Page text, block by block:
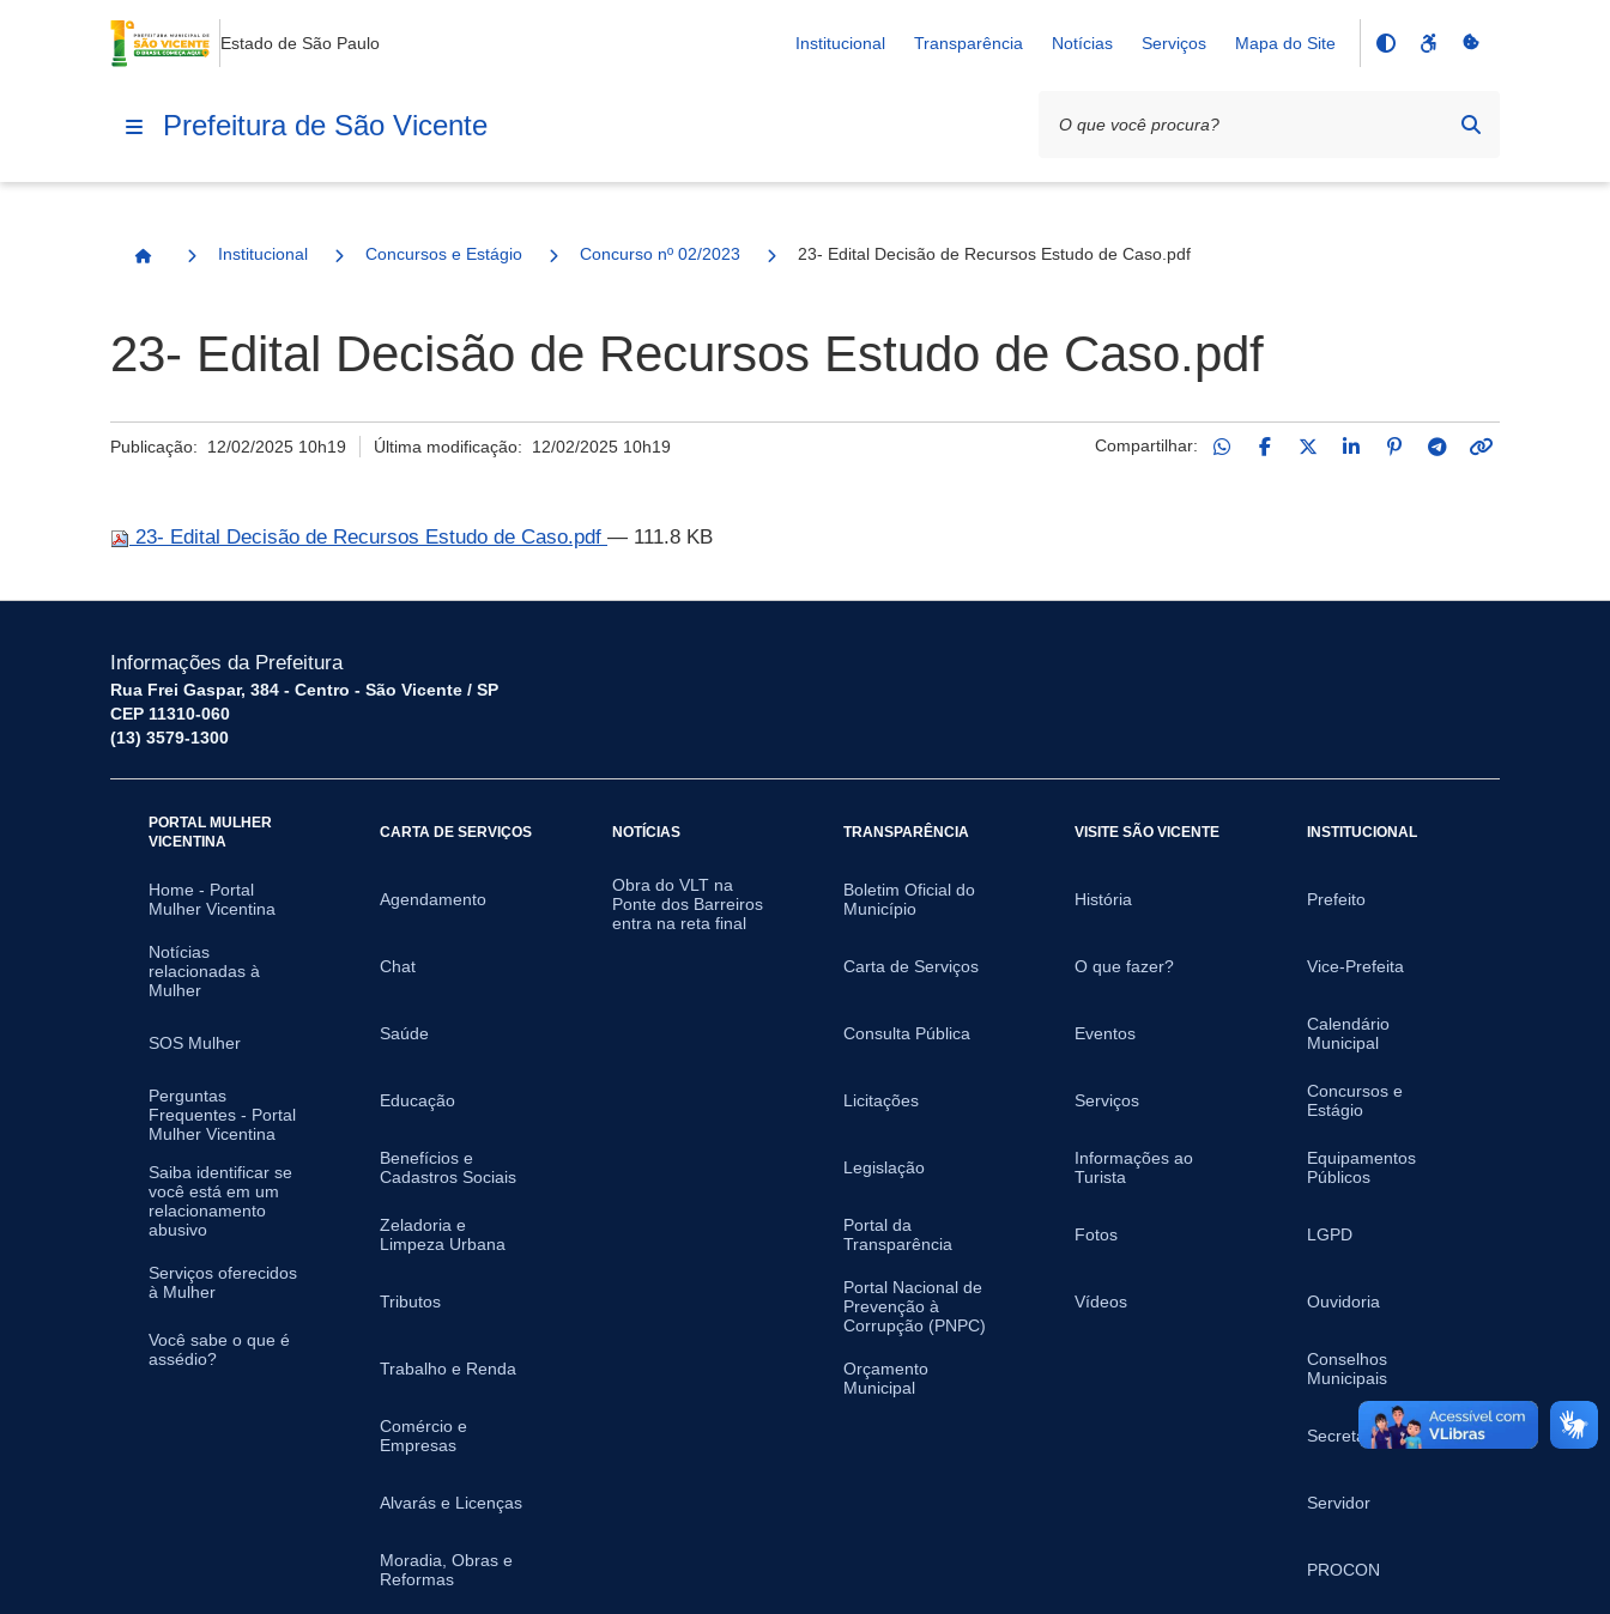
Estado de São Paulo Institucional Transparência Notícias Serviços Mapa do Site
Prefeitura de São Vicente
Página Inicial
Institucional Concursos e Estágio Concurso nº 02/2023 23- Edital Decisão de Recursos Estudo de Caso.pdf
23- Edital Decisão de Recursos Estudo de Caso.pdf
Publicação: 12/02/2025 10h19 Última modificação: 12/02/2025 10h19 Compartilhar:
23- Edital Decisão de Recursos Estudo de Caso.pdf — 111.8 KB
Informações da Prefeitura
Rua Frei Gaspar, 384 - Centro - São Vicente / SP
CEP 11310-060
(13) 3579-1300
PORTAL MULHER
VICENTINA
Home - Portal
Mulher Vicentina
Notícias
relacionadas à
Mulher
SOS Mulher
Perguntas
Frequentes - Portal
Mulher Vicentina
Saiba identificar se
você está em um
relacionamento
abusivo
Serviços oferecidos
à Mulher
Você sabe o que é
assédio?
CARTA DE SERVIÇOS
Agendamento
Chat
Saúde
Educação
Benefícios e
Cadastros Sociais
Zeladoria e
Limpeza Urbana
Tributos
Trabalho e Renda
Comércio e
Empresas
Alvarás e Licenças
Moradia, Obras e
Reformas
NOTÍCIAS
Obra do VLT na
Ponte dos Barreiros
entra na reta final
TRANSPARÊNCIA
Boletim Oficial do
Município
Carta de Serviços
Consulta Pública
Licitações
Legislação
Portal da
Transparência
Portal Nacional de
Prevenção à
Corrupção (PNPC)
Orçamento
Municipal
VISITE SÃO VICENTE
História
O que fazer?
Eventos
Serviços
Informações ao
Turista
Fotos
Vídeos
INSTITUCIONAL
Prefeito
Vice-Prefeita
Calendário
Municipal
Concursos e
Estágio
Equipamentos
Públicos
LGPD
Ouvidoria
Conselhos
Municipais
Secretarias
Servidor
PROCON